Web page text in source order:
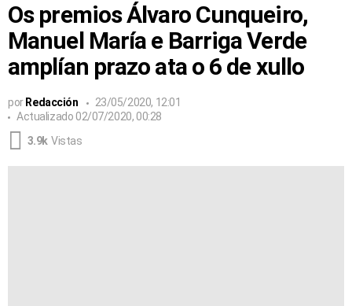
Os premios Álvaro Cunqueiro,
Manuel María e Barriga Verde
amplían prazo ata o 6 de xullo
por Redacción
23/05/2020, 12:01
Actualizado 02/07/2020, 00:28
3.9k Vistas